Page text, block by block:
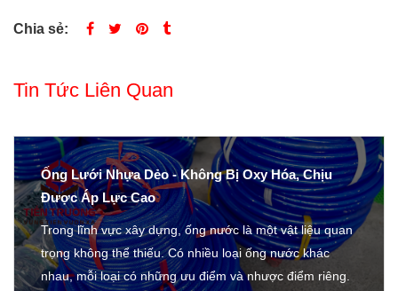
Chia sẻ:
Tin Tức Liên Quan
Ống Lưới Nhựa Dẻo - Không Bị Oxy Hóa, Chịu
Được Áp Lực Cao
Trong lĩnh vực xây dựng, ống nước là một vật liệu quan
trọng không thể thiếu. Có nhiều loại ống nước khác
nhau, mỗi loại có những ưu điểm và nhược điểm riêng.